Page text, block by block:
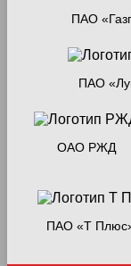
ПАО
ПАО
ОАО РЖД
ПАО «Т